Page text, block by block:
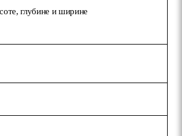
глубине и ширине